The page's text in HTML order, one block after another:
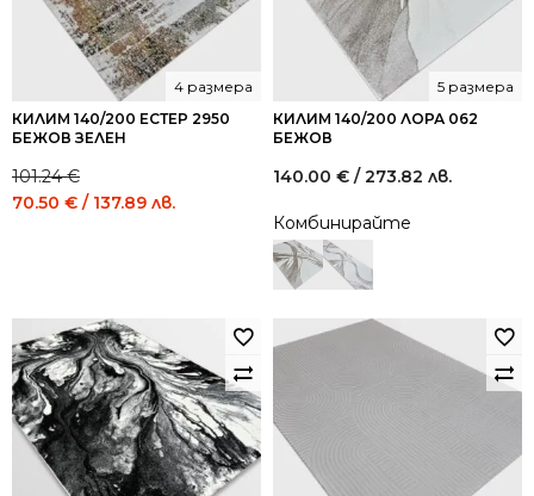
КИЛИМ 140/200 ЕСТЕР 2950
БЕЖОВ ЗЕЛЕН
4 размера
101.24€
Original
198.01
лв..
70.50 € / 137.89 лв.
137.89
лв..
КИЛИМ 140/200 ЛОРА 062
БЕЖОВ
5 размера
140.00 € / 273.82 лв.
Комбинирайте